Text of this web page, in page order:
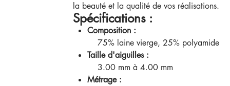
la beauté et la qualité de vos réalisations.
Spécifications :
Composition :
75% laine vierge, 25% polyamide
Taille d'aiguilles :
3.00 mm à 4.00 mm
Métrage :